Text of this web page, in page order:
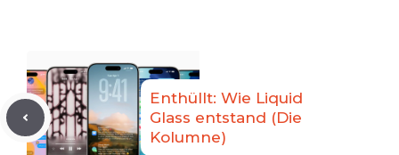
Enthüllt: Wie Liquid
Glass entstand (Die
Kolumne)